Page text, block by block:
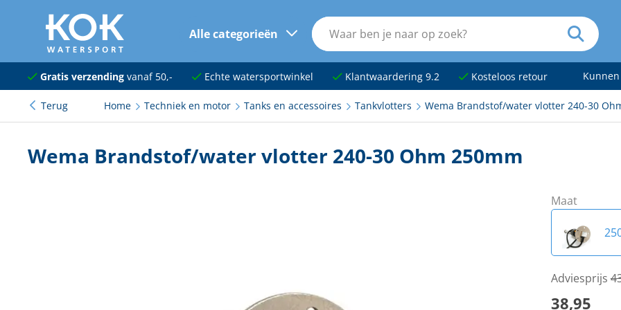
naar hoofdinhoud
Alle categorieën
Navigatie
Dekuitrusting
Gratis verzendingvanaf 50,- Echte watersportwinkel Klantwaardering 9.2 Kosteloos retour
Terug Home Techniek en motor Tanks en accessoires Tankvlotters Wema Brandstof/water vlotter 240-30
Wema Brandstof/water vlotter 240-30 Ohm 250mm
Maat
Adviesprijs
38,95